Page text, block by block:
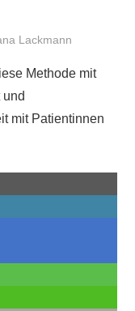
Lackmann
Methode mit
mit Patientinnen